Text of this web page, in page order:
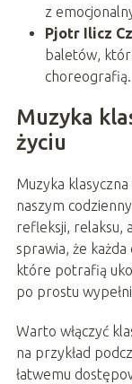
z
Pjotr Ilicz
baletów,
choreografią.
Muzyka
życiu
Muzyka
naszym
refleksji, relaksu,
sprawia, że
które potrafią
po prostu
Warto włączyć
na przykład
łatwemu